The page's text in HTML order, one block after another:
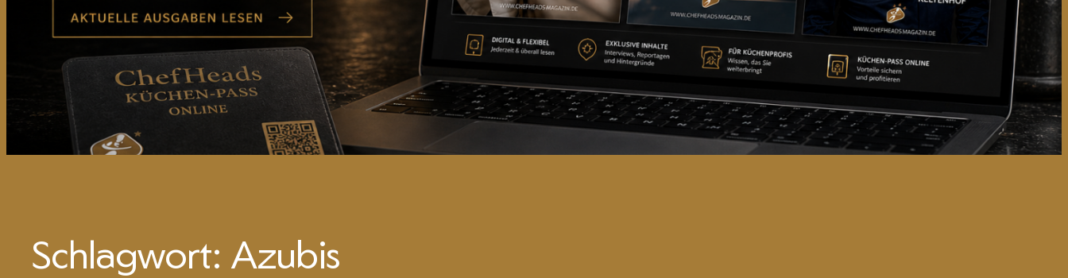
Schlagwort:Azubis